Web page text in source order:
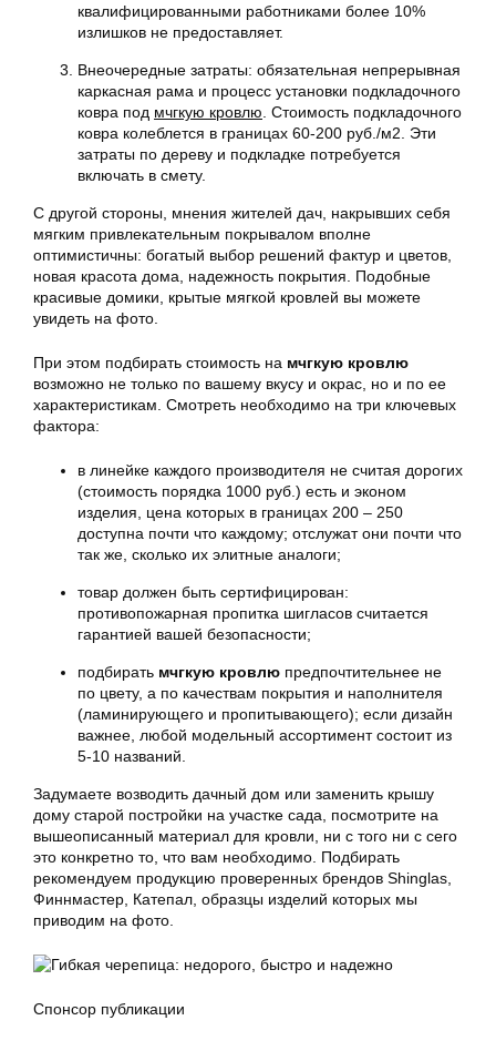
квалифицированными работниками более 10%
излишков не предоставляет.
Внеочередные затраты: обязательная непрерывная
каркасная рама и процесс установки подкладочного
ковра под мчгкую кровлю . Стоимость подкладочного
ковра колеблется в границах 60-200 руб./м2. Эти
затраты по дереву и подкладке потребуется
включать в смету.
С другой стороны, мнения жителей дач, накрывших себя
мягким привлекательным покрывалом вполне
оптимистичны: богатый выбор решений фактур и цветов,
новая красота дома, надежность покрытия. Подобные
красивые домики, крытые мягкой кровлей вы можете
увидеть на фото.
При этом подбирать стоимость на мчгкую кровлю
возможно не только по вашему вкусу и окрас, но и по ее
характеристикам. Смотреть необходимо на три ключевых
фактора:
в линейке каждого производителя не считая дорогих
(стоимость порядка 1000 руб.) есть и эконом
изделия, цена которых в границах 200 – 250
доступна почти что каждому; отслужат они почти что
так же, сколько их элитные аналоги;
товар должен быть сертифицирован:
противопожарная пропитка шигласов считается
гарантией вашей безопасности;
подбирать мчгкую кровлю предпочтительнее не
по цвету, а по качествам покрытия и наполнителя
(ламинирующего и пропитывающего); если дизайн
важнее, любой модельный ассортимент состоит из
5-10 названий.
Задумаете возводить дачный дом или заменить крышу
дому старой постройки на участке сада, посмотрите на
вышеописанный материал для кровли, ни с того ни с сего
это конкретно то, что вам необходимо. Подбирать
рекомендуем продукцию проверенных брендов Shinglas,
Финнмастер, Катепал, образцы изделий которых мы
приводим на фото.
Спонсор публикации